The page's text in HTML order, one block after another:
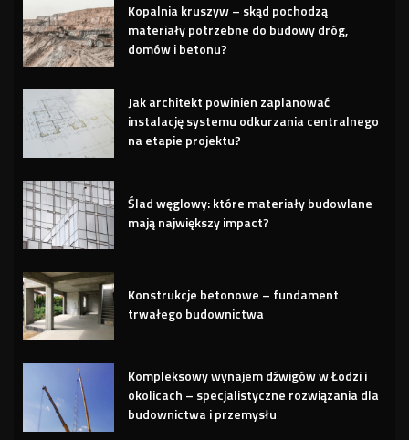
Kopalnia kruszyw – skąd pochodzą
materiały potrzebne do budowy dróg,
domów i betonu?
Jak architekt powinien zaplanować
instalację systemu odkurzania centralnego
na etapie projektu?
Ślad węglowy: które materiały budowlane
mają największy impact?
Konstrukcje betonowe – fundament
trwałego budownictwa
Kompleksowy wynajem dźwigów w Łodzi i
okolicach – specjalistyczne rozwiązania dla
budownictwa i przemysłu